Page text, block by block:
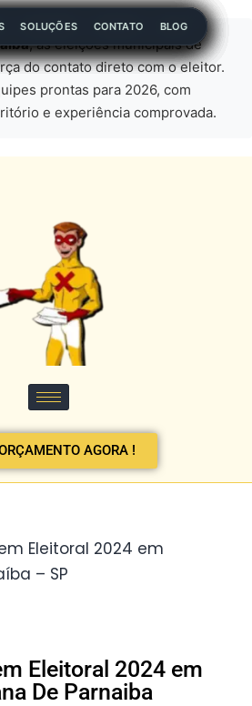
SOLUÇÕES CONTATO BLOG
SOLUÇÕES CONTATO BLOG
SOLUÇÕES CONTATO BLOG
SOLUÇÕES CONTATO BLOG
SOLUÇÕES CONTATO BLOG
SOLUÇÕES CONTATO BLOG
SOLUÇÕES CONTATO BLOG
SOLUÇÕES CONTATO BLOG
SOLUÇÕES CONTATO BLOG
, as eleições municipais de
do contato direto com o eleitor.
prontas para 2026, com
e experiência comprovada.
AGORA !
Eleitoral 2024 em
– SP
Eleitoral 2024 em
De Parnaiba